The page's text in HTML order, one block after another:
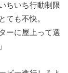
ちいち行動制限
ても不快。
ーに屋上って選